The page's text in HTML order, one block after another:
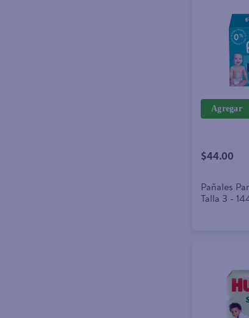
Agregar
$44.00
Pañales
Talla 3 -